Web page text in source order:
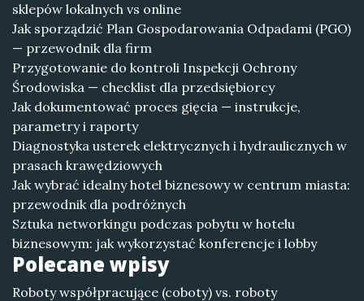
sklepów lokalnych vs online
Jak sporządzić Plan Gospodarowania Odpadami (PGO)
— przewodnik dla firm
Przygotowanie do kontroli Inspekcji Ochrony
Środowiska — checklist dla przedsiębiorcy
Jak dokumentować proces gięcia — instrukcje,
parametry i raporty
Diagnostyka usterek elektrycznych i hydraulicznych w
prasach krawędziowych
Jak wybrać idealny hotel biznesowy w centrum miasta:
przewodnik dla podróżnych
Sztuka networkingu podczas pobytu w hotelu
biznesowym: jak wykorzystać konferencje i lobby
Polecane wpisy
Roboty współpracujące (coboty) vs. roboty